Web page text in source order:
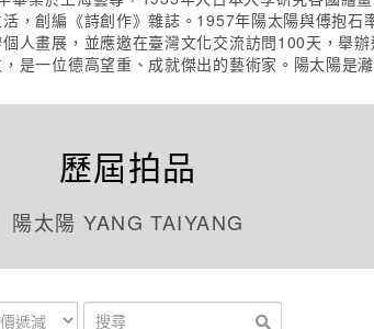
，創編《詩創作》雜誌。1957年陽太陽與傅抱
人畫展，並應邀在臺灣文化交流訪問100天，舉
是一位德高望重、成就傑出的藝術家。陽太陽是
歷屆拍品
陽太陽 YANG TAIYANG